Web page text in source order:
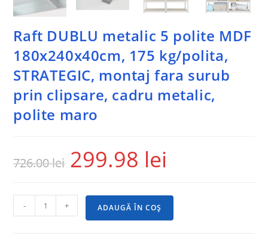
Raft DUBLU metalic 5 polite MDF
180x240x40cm, 175 kg/polita,
STRATEGIC, montaj fara surub
prin clipsare, cadru metalic,
polite maro
726.00lei 299.98 lei
- + ADAUGĂ ÎN COȘ